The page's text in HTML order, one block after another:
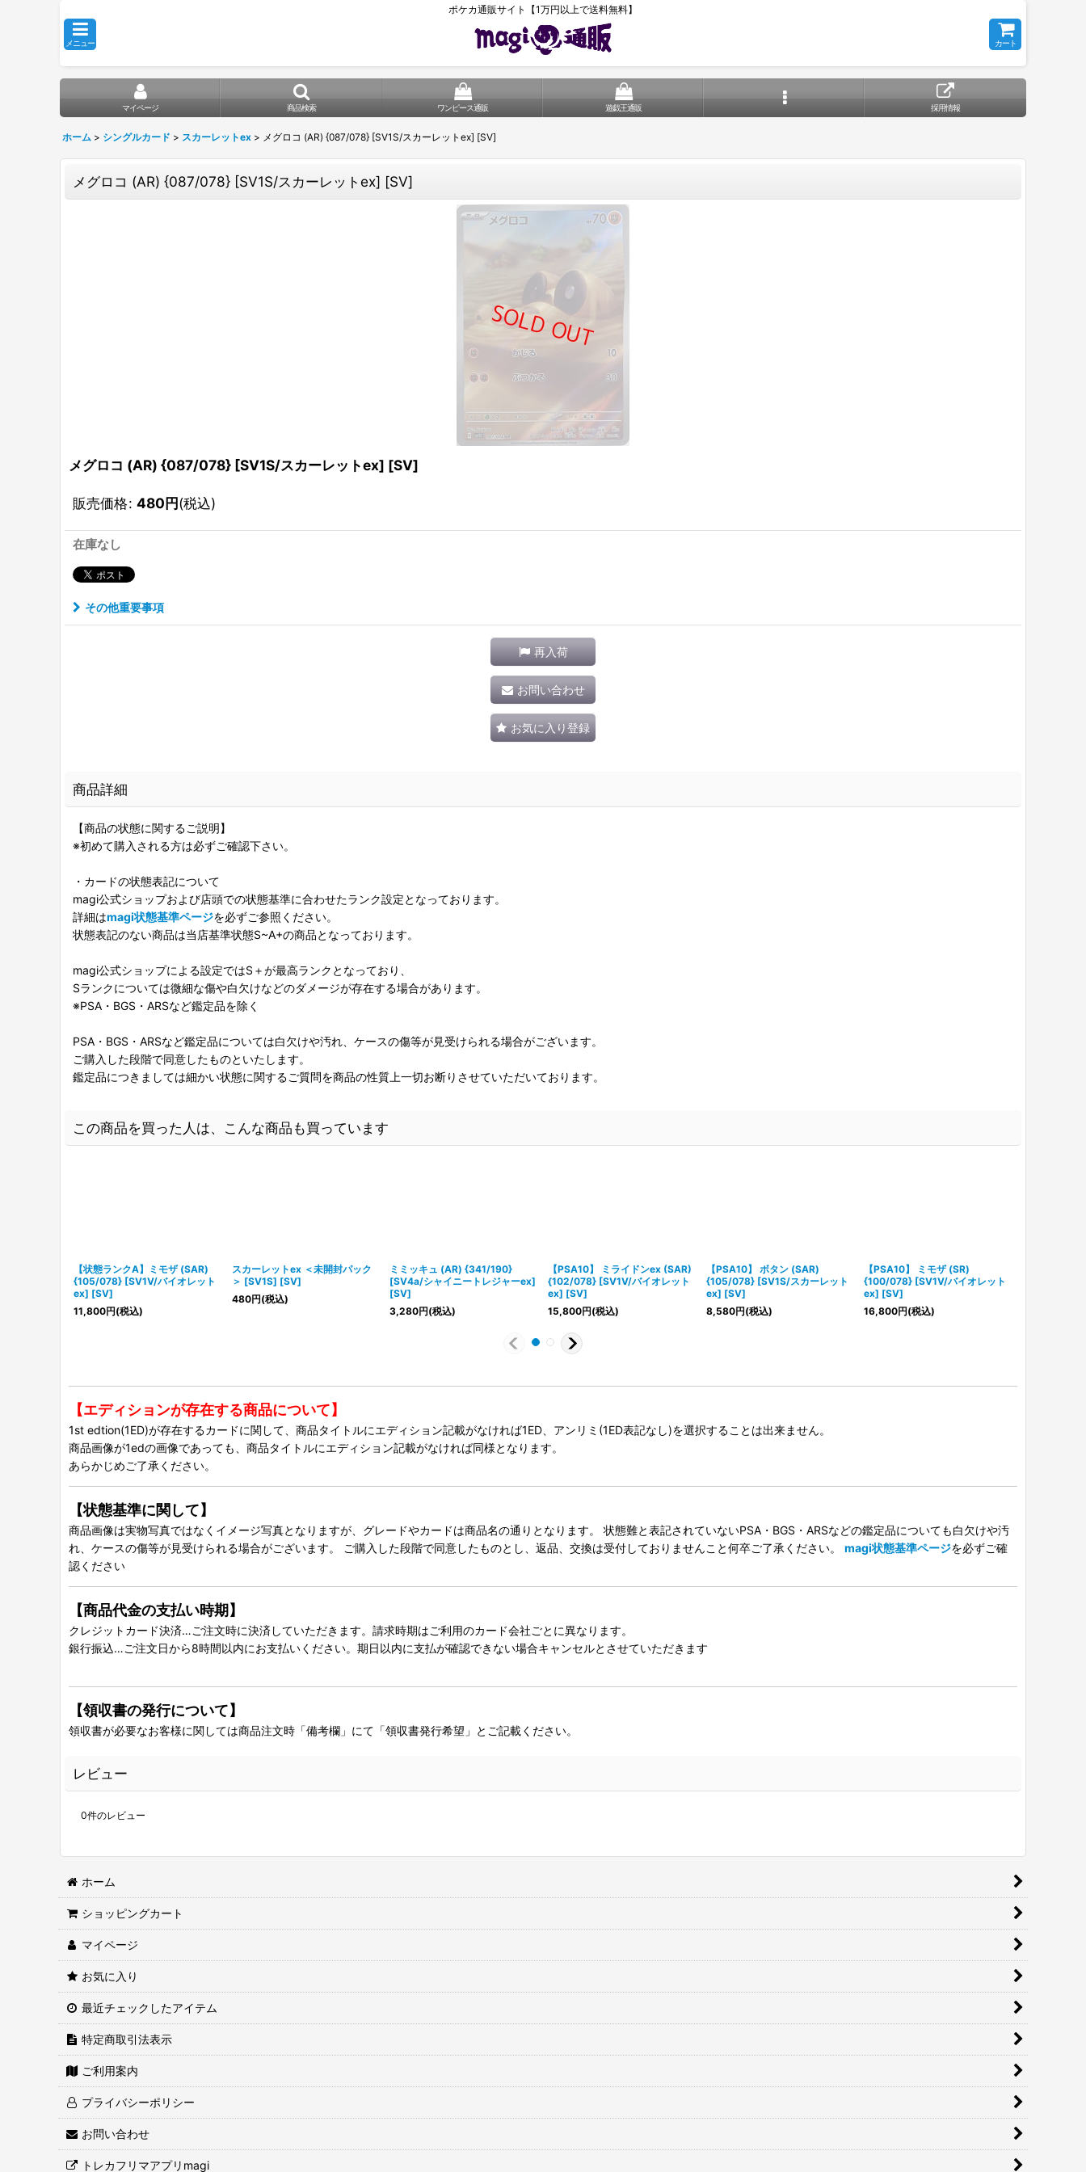
ポケカ通販サイト【1万円以上で送料無料】
メニュー カート
マイページ 商品検索 ワンピース通販 遊戯王通販 採用情報
ホーム > シングルカード > スカーレットex > メグロコ (AR) {087/078} [SV1S/スカーレットex] [SV]
メグロコ (AR) {087/078} [SV1S/スカーレットex] [SV]
メグロコ (AR) {087/078} [SV1S/スカーレットex] [SV]
販売価格: 480円(税込)
在庫なし
その他重要事項
再入荷
お問い合わせ
お気に入り登録
商品詳細
【商品の状態に関するご説明】
※初めて購入される方は必ずご確認下さい。
・カードの状態表記について
magi公式ショップおよび店頭での状態基準に合わせたランク設定となっております。
詳細はmagi状態基準ページを必ずご参照ください。
状態表記のない商品は当店基準状態S~A+の商品となっております。
magi公式ショップによる設定ではS＋が最高ランクとなっており、
Sランクについては微細な傷や白欠けなどのダメージが存在する場合があります。
※PSA・BGS・ARSなど鑑定品を除く
PSA・BGS・ARSなど鑑定品については白欠けや汚れ、ケースの傷等が見受けられる場合がございます。
ご購入した段階で同意したものといたします。
鑑定品につきましては細かい状態に関するご質問を商品の性質上一切お断りさせていただいております。
この商品を買った人は、こんな商品も買っています
【状態ランクA】ミモザ (SAR)
{105/078} [SV1V/バイオレット
ex] [SV]
11,800円(税込)
スカーレットex ＜未開封パック
＞ [SV1S] [SV]
480円(税込)
ミミッキュ (AR) {341/190}
[SV4a/シャイニートレジャーex]
[SV]
3,280円(税込)
【PSA10】 ミライドンex (SAR)
{102/078} [SV1V/バイオレット
ex] [SV]
15,800円(税込)
【PSA10】 ボタン (SAR)
{105/078} [SV1S/スカーレット
ex] [SV]
8,580円(税込)
【PSA10】 ミモザ (SR)
{100/078} [SV1V/バイオレット
ex] [SV]
16,800円(税込)
【エディションが存在する商品について】
1st edtion(1ED)が存在するカードに関して、商品タイトルにエディション記載がなければ1ED、アンリミ(1ED表記なし)を選択することは出来ません。
商品画像が1edの画像であっても、商品タイトルにエディション記載がなければ同様となります。
あらかじめご了承ください。
【状態基準に関して】
商品画像は実物写真ではなくイメージ写真となりますが、グレードやカードは商品名の通りとなります。 状態難と表記されていないPSA・BGS・ARSなどの鑑定品についても白欠けや汚
れ、ケースの傷等が見受けられる場合がございます。 ご購入した段階で同意したものとし、返品、交換は受付しておりませんこと何卒ご了承ください。 magi状態基準ページを必ずご確
認ください
【商品代金の支払い時期】
クレジットカード決済…ご注文時に決済していただきます。請求時期はご利用のカード会社ごとに異なります。
銀行振込…ご注文日から8時間以内にお支払いください。期日以内に支払が確認できない場合キャンセルとさせていただきます
【領収書の発行について】
領収書が必要なお客様に関しては商品注文時「備考欄」にて「領収書発行希望」とご記載ください。
レビュー
0件のレビュー
ホーム
ショッピングカート
マイページ
お気に入り
最近チェックしたアイテム
特定商取引法表示
ご利用案内
プライバシーポリシー
お問い合わせ
トレカフリマアプリmagi